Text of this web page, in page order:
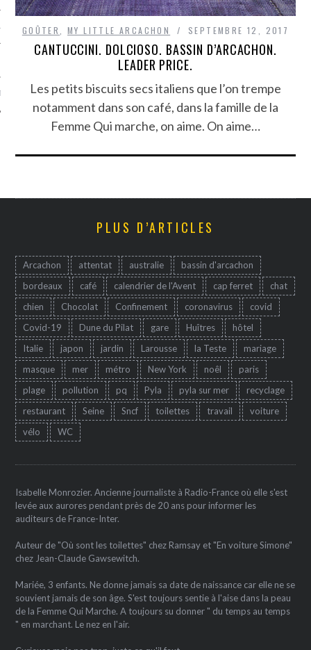
ARCACHON
GOÛTER MY LITTLE ARCACHON SEPTEMBRE 12, 2017
CANTUCCINI. DOLCIOSO. BASSIN D’ARCACHON.
LEADER PRICE.
Les petits biscuits secs italiens que l’on trempe
notamment dans son café, dans la famille de la
Femme Qui marche, on aime. On aime…
PLUS D’ARTICLES
Arcachon attentat australie
bassin d'arcachon
bordeaux
café calendrier de l'Avent cap ferret
chat
chien
Chocolat Confinement coronavirus
covid
Covid-19
Dune du Pilat gare Huîtres
hôtel
Italie
japon jardin Larousse la Teste
mariage
masque
mer métro New York noêl
paris
plage
pollution pq Pyla pyla sur mer
recyclage
restaurant
Seine Sncf toilettes travail
voiture
vélo
WC
Isabelle Monrozier. Ancienne journaliste à Radio-France où elle s'est
levée aux aurores pendant près de 20 ans pour informer les
auditeurs de France-Inter.
Auteur de "Où sont les toilettes" chez Ramsay et "En voiture Simone"
chez Jean-Claude Gawsewitch.
Mariée, 3 enfants. Ne donne jamais sa date de naissance car elle ne se
souvient jamais de son âge. S'est toujours sentie à l'aise dans la peau
de la Femme Qui Marche. A toujours su donner " du temps au temps
" en marchant. Le nez en l'air.